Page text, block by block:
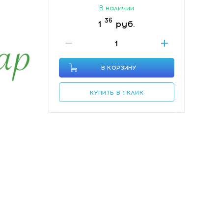
В наличии
1 36 руб.
В КОРЗИНУ
КУПИТЬ В 1 КЛИК